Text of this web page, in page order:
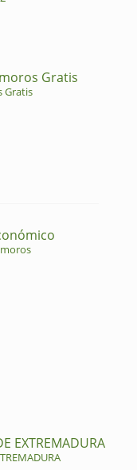
Gratis
Gratis
EXTREMADURA